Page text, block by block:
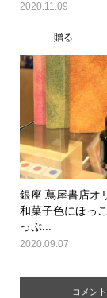
2020.11.09
贈る
銀座 蔦屋書店オ
和菓子色にほっ
っぷ...
2020.09.07
コメン